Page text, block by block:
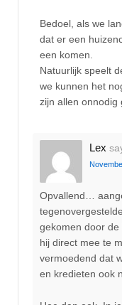
Bedoel, als we
dat er een
een komen.
Natuurlijk speelt
we kunnen het
zijn allen onnodig
Lex
Opvallend…
gekomen door
hij direct mee te
vermoedend dat
en kredieten ook